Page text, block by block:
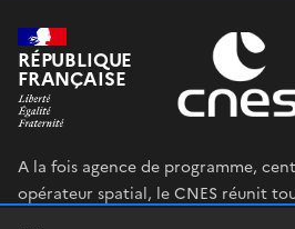
RÉPUBLIQUE
FRANÇAISE
A la fois agence de programme,
opérateur spatial, le CNES réunit